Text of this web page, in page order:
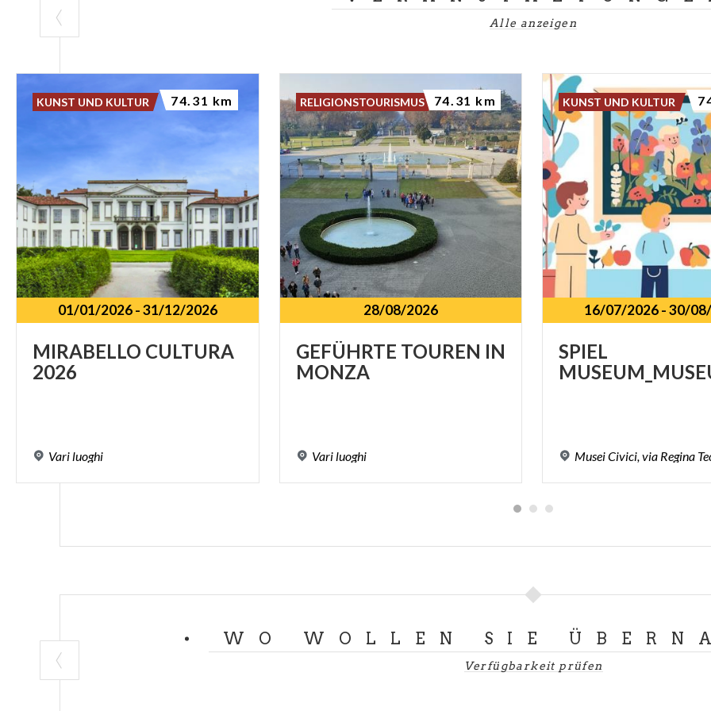
Alle anzeigen
01/01/2026-31/12/2026
MIRABELLO CULTURA
2026
Variluoghi
KUNST UND KULTUR 74.31 km
28/08/2026
GEFÜHRTE TOUREN IN
MONZA
Variluoghi
RELIGIONSTOURISMUS 74.31 km
16/07/2026-30/
SPIEL
MuseiCivici,via Regina
KUNST UND KULTUR
WO WOLLEN SIE
Verfügbarkeit prüfen